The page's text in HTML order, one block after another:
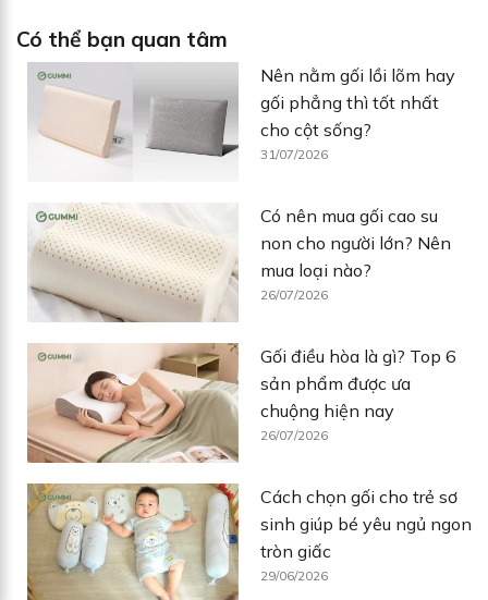
Có thể bạn quan tâm
Nên nằm gối lồi lõm hay
gối phẳng thì tốt nhất
cho cột sống?
31/07/2026
Có nên mua gối cao su
non cho người lớn? Nên
mua loại nào?
26/07/2026
Gối điều hòa là gì? Top 6
sản phẩm được ưa
chuộng hiện nay
26/07/2026
Cách chọn gối cho trẻ sơ
sinh giúp bé yêu ngủ ngon
tròn giấc
29/06/2026